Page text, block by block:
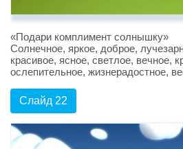
«Подари комплимент солнышку»
Солнечное, яркое, доброе,
красивое, ясное, светлое, вечное,
ослепительное, жизнерадостное,
Слайд 22